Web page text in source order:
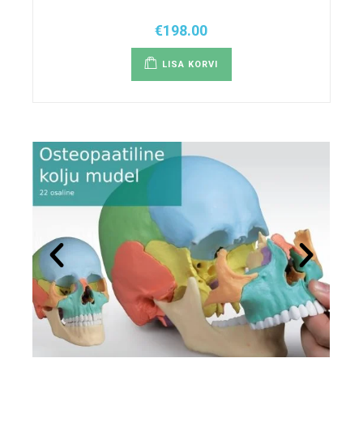
€198.00
LISA KORVI